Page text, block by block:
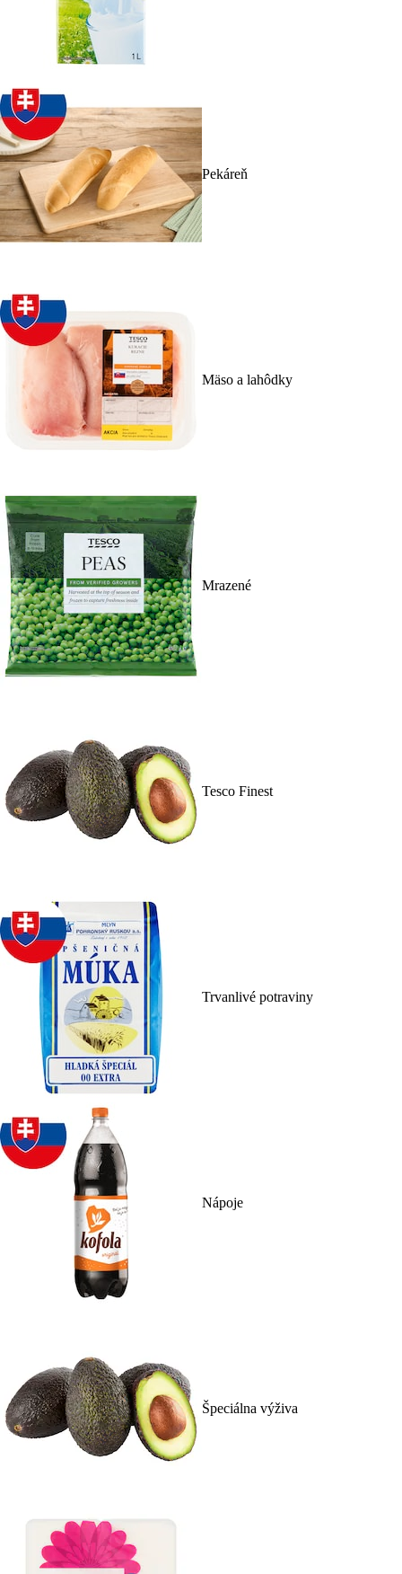
Pekáreň
Mäso a lahôdky
Mrazené
Tesco Finest
Trvanlivé potraviny
Nápoje
Špeciálna výživa